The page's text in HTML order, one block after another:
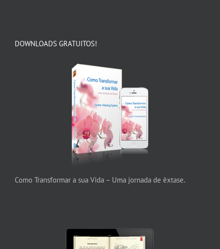
DOWNLOADS GRATUITOS!
Como Transformar a sua Vida – Uma jornada de êxtase.